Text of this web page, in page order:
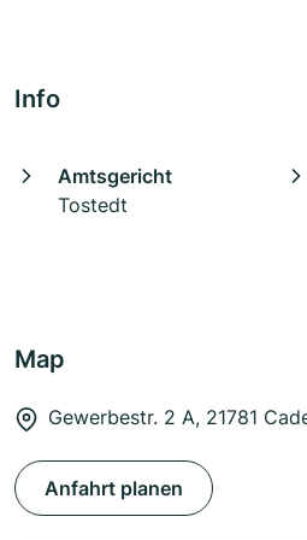
Info
Amtsgericht
Tostedt
Map
Gewerbestr. 2 A, 21781
Anfahrt planen